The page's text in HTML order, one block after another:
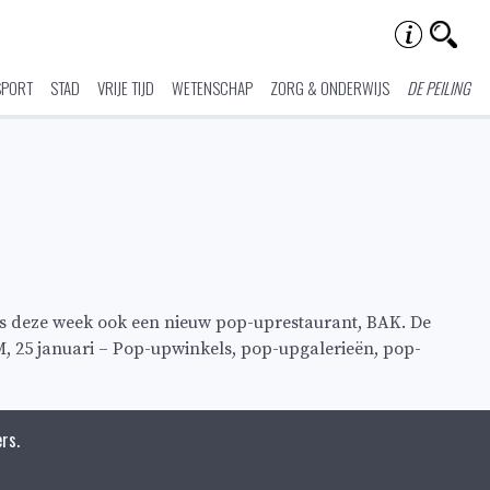
STAD VRIJE TIJD WETENSCHAP ZORG & ONDERWIJS DE PEILING
week ook een nieuw pop-uprestaurant, BAK. De
25 januari – Pop-upwinkels, pop-upgalerieën, pop-